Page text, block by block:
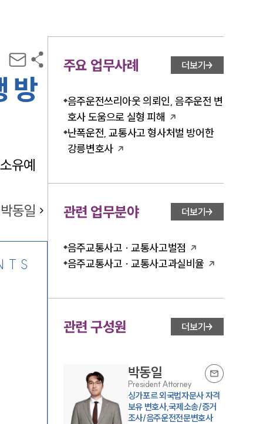
방
유예
박동일
주요 업무사례 더보기
음주운전쓰리아웃 의뢰인, 음주운전 변
호사 도움으로 실형 피해
난폭운전, 교통사고 형사처벌 방어한
강릉변호사
관련 업무분야 더보기
음주교통사고 · 교통사고벌점
음주교통사고 · 교통사고과실비율
관련 구성원 더보기
박동일
President Attorney
싱가포르 외국법자문사 자격
보유 변호사,국제소송/증거
조사/음주운전전문변호사